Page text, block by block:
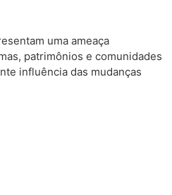
uma ameaça
patrimônios e comunidades
influência das mudanças